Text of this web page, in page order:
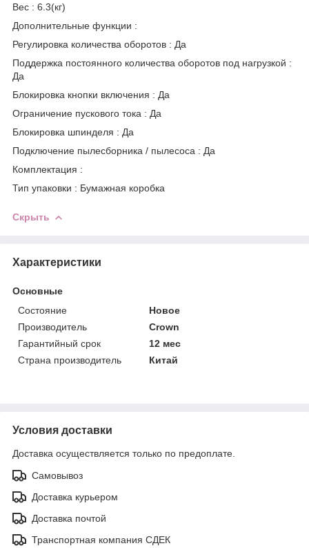
Вес : 6.3(кг)
Дополнительные функции :
Регулировка количества оборотов : Да
Поддержка постоянного количества оборотов под нагрузкой :
Да
Блокировка кнопки включения : Да
Ограничение пускового тока : Да
Блокировка шпинделя : Да
Подключение пылесборника / пылесоса : Да
Комплектация :
Тип упаковки : Бумажная коробка
Скрыть
Характеристики
Основные
Состояние
Новое
Производитель
Crown
Гарантийный срок
12 мес
Страна производитель
Китай
Условия доставки
Доставка осуществляется только по предоплате.
Самовывоз
Доставка курьером
Доставка почтой
Транспортная компания СДЕК